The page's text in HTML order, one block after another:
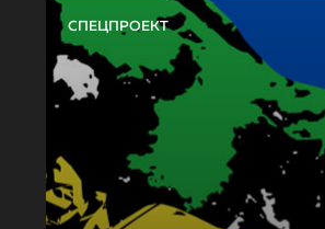
СПЕЦПРОЕКТ